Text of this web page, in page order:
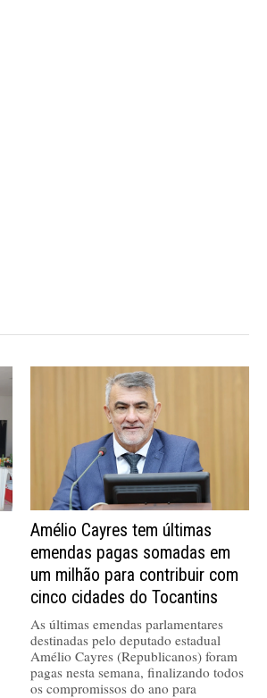
Amélio Cayres tem últimas
emendas pagas somadas em
um milhão para contribuir com
cinco cidades do Tocantins
As últimas emendas parlamentares
destinadas pelo deputado estadual
Amélio Cayres (Republicanos) foram
pagas nesta semana, finalizando todos
os compromissos do ano para